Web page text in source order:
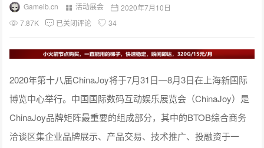
Gameib.cn 活动展会
2020年7月10日
7.87K
已关闭评论 34
2020年第十八届ChinaJoy将于7月31日—8月3日在上海新国际
博览中心举行。中国国际数码互动娱乐展览会（ChinaJoy）是
ChinaJoy品牌矩阵最重要的组成部分，其中的BTOB综合商务
洽谈区集企业品牌展示、产品交易、技术推广、投融资于一